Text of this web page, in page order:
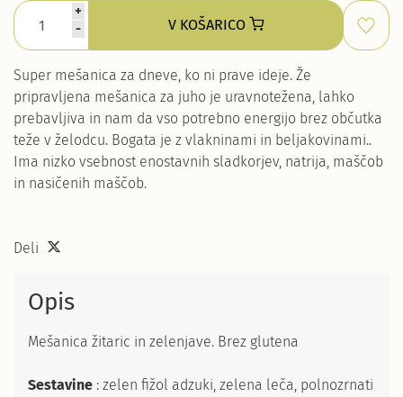
+
-
V KOŠARICO
Super mešanica za dneve, ko ni prave ideje. Že
pripravljena mešanica za juho je uravnotežena, lahko
prebavljiva in nam da vso potrebno energijo brez občutka
teže v želodcu. Bogata je z vlakninami in beljakovinami..
Ima nizko vsebnost enostavnih sladkorjev, natrija, maščob
in nasičenih maščob.
Deli
Opis
Mešanica žitaric in zelenjave. Brez glutena
Sestavine : zelen fižol adzuki, zelena leča, polnozrnati